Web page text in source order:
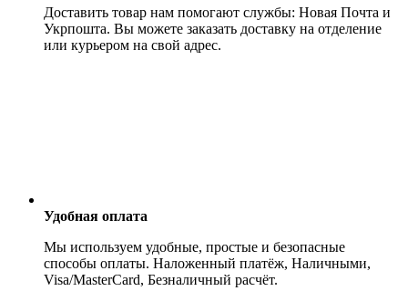
Доставить товар нам помогают службы: Новая Почта и
Укрпошта. Вы можете заказать доставку на отделение
или курьером на свой адрес.
Удобная оплата
Мы используем удобные, простые и безопасные
способы оплаты. Наложенный платёж, Наличными,
Visa/MasterCard, Безналичный расчёт.